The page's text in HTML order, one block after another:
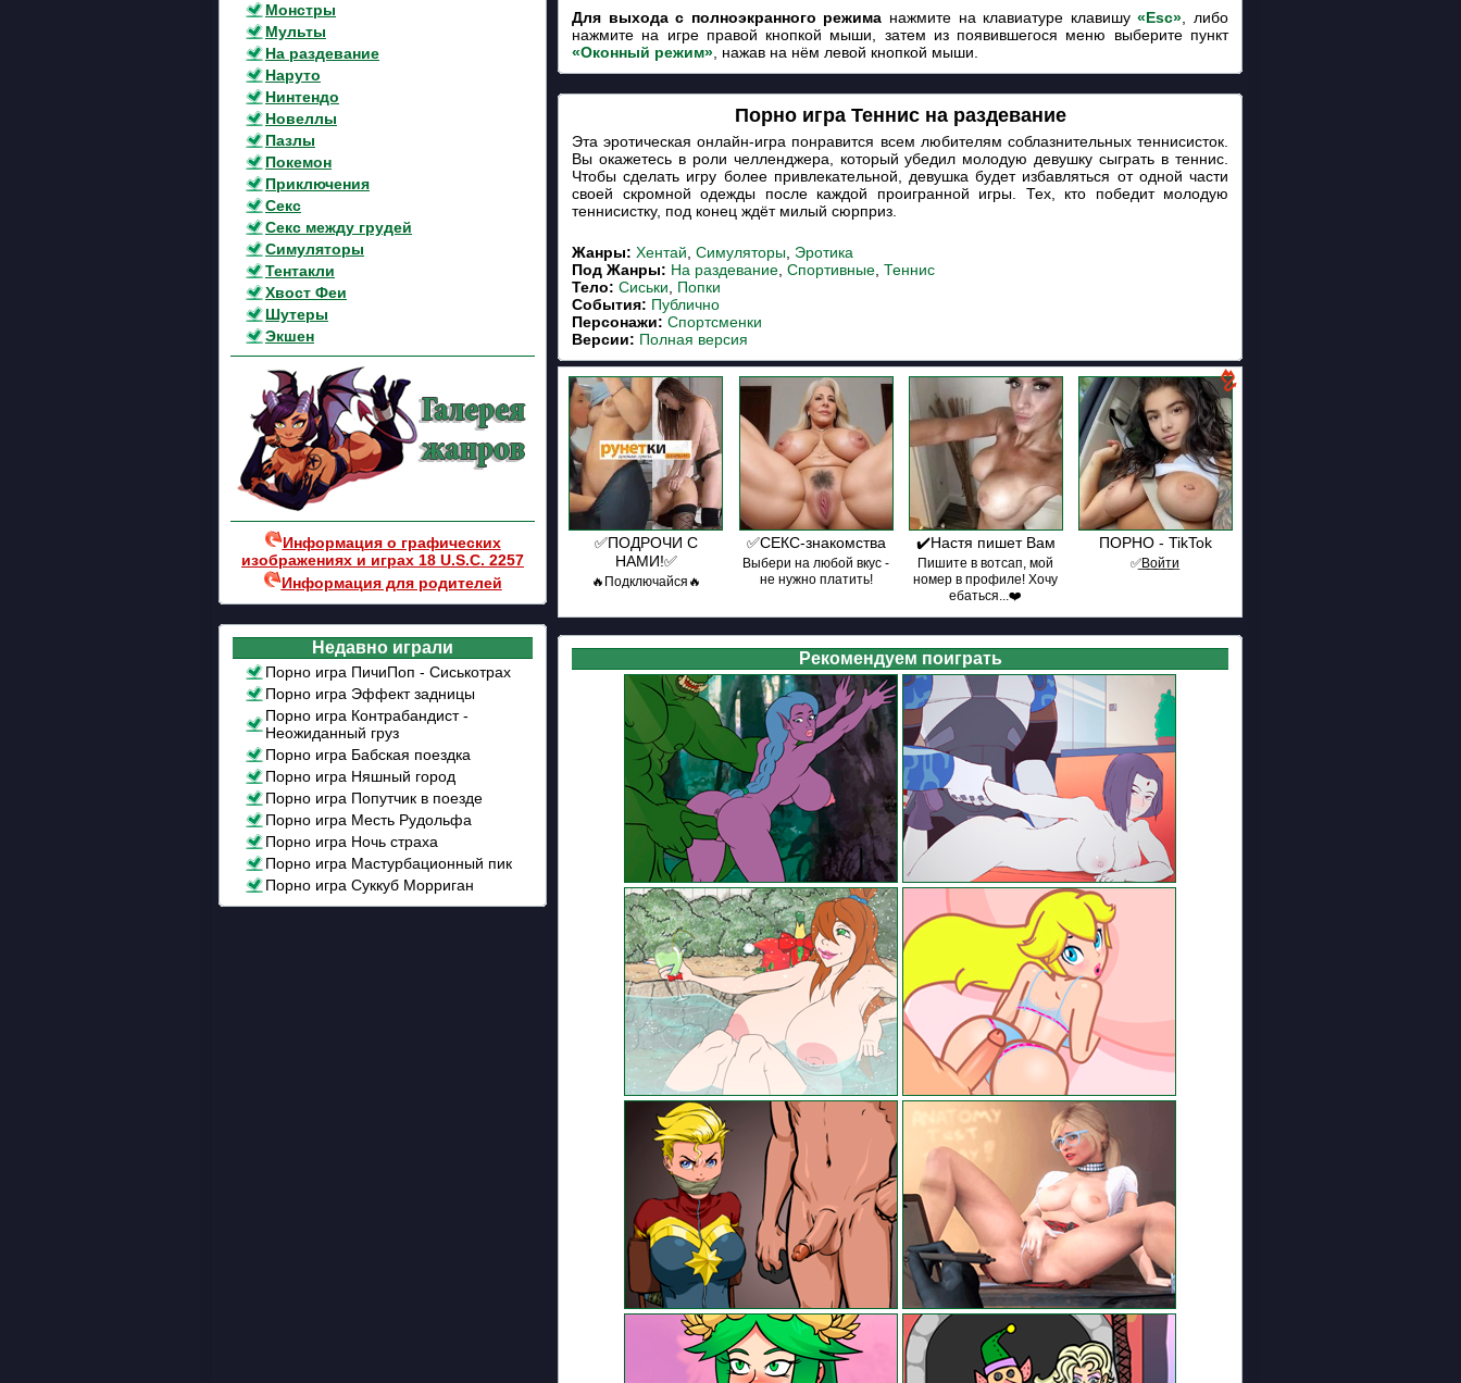
Монстры
Мульты
На раздевание
Наруто
Нинтендо
Новеллы
Пазлы
Покемон
Приключения
Секс
Секс между грудей
Симуляторы
Тентакли
Хвост Феи
Шутеры
Экшен
Информация о графических
изображениях и играх 18 U.S.C. 2257
Информация для родителей
Недавно играли
Порно игра ПичиПоп - Сиськотрах
Порно игра Эффект задницы
Порно игра Контрабандист -
Неожиданный груз
Порно игра Бабская поездка
Порно игра Няшный город
Порно игра Попутчик в поезде
Порно игра Месть Рудольфа
Порно игра Ночь страха
Порно игра Мастурбационный пик
Порно игра Суккуб Морриган
Для выхода с полноэкранного режима нажмите на клавиатуре клавишу«Esc» , либо
нажмите на игре правой кнопкой мыши, затем из появившегося меню выберите пункт
«Оконный режим» , нажав на нём левой кнопкой мыши.
Порно игра Теннис на раздевание
Эта эротическая онлайн-игра понравится всем любителям соблазнительных теннисисток.
Вы окажетесь в роли челленджера, который убедил молодую девушку сыграть в теннис.
Чтобы сделать игру более привлекательной, девушка будет избавляться от одной части
своей скромной одежды после каждой проигранной игры. Тех, кто победит молодую
теннисистку, под конец ждёт милый сюрприз.
Жанры: Хентай Симуляторы Эротика
Под Жанры: На раздевание Спортивные Теннис
Тело: Сиськи
Попки
События: Публично
Персонажи: Спортсменки
Версии: Полная версия
✅ПОДРОЧИ С
НАМИ!✅
🔥Подключайся🔥
✅СЕКС-знакомства
Выбери на любой вкус -
не нужно платить!
✔️Настя пишет Вам
Пишите в вотсап, мой
номер в профиле! Хочу
ебаться...❤️
ПОРНО - TikTok
✅͟В͟о͟й͟т͟и
Рекомендуем поиграть